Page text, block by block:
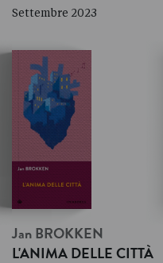
Settembre 2023
Jan BROKKEN
L'ANIMA DELLE CITTÀ